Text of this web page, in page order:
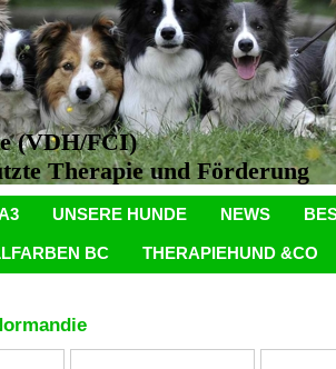
(VDH/FCI)
Therapie und Förderung
UNSERE HUNDE NEWS
BC THERAPIEHUND &CO